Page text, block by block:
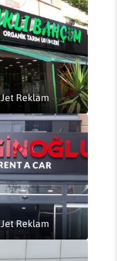
Jet Reklam
Jet Reklam